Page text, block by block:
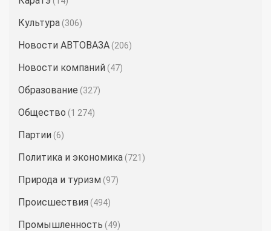
Культура (306)
Новости АВТОВАЗА (206)
Новости компаний (47)
Образование (327)
Общество (1 274)
Партии (6)
Политика и экономика (721)
Природа и туризм (97)
Происшествия (494)
Промышленность (49)